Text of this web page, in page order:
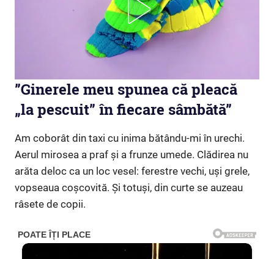
”Ginerele meu spunea că pleacă
„la pescuit” în fiecare sâmbătă”
Am coborât din taxi cu inima bătându-mi în urechi.
Aerul mirosea a praf și a frunze umede. Clădirea nu
arăta deloc ca un loc vesel: ferestre vechi, uși grele,
vopseaua coșcovită. Și totuși, din curte se auzeau
râsete de copii.